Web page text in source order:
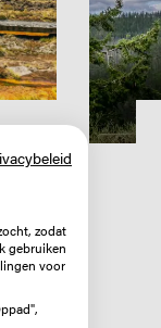
zodat
gebruiken
voor